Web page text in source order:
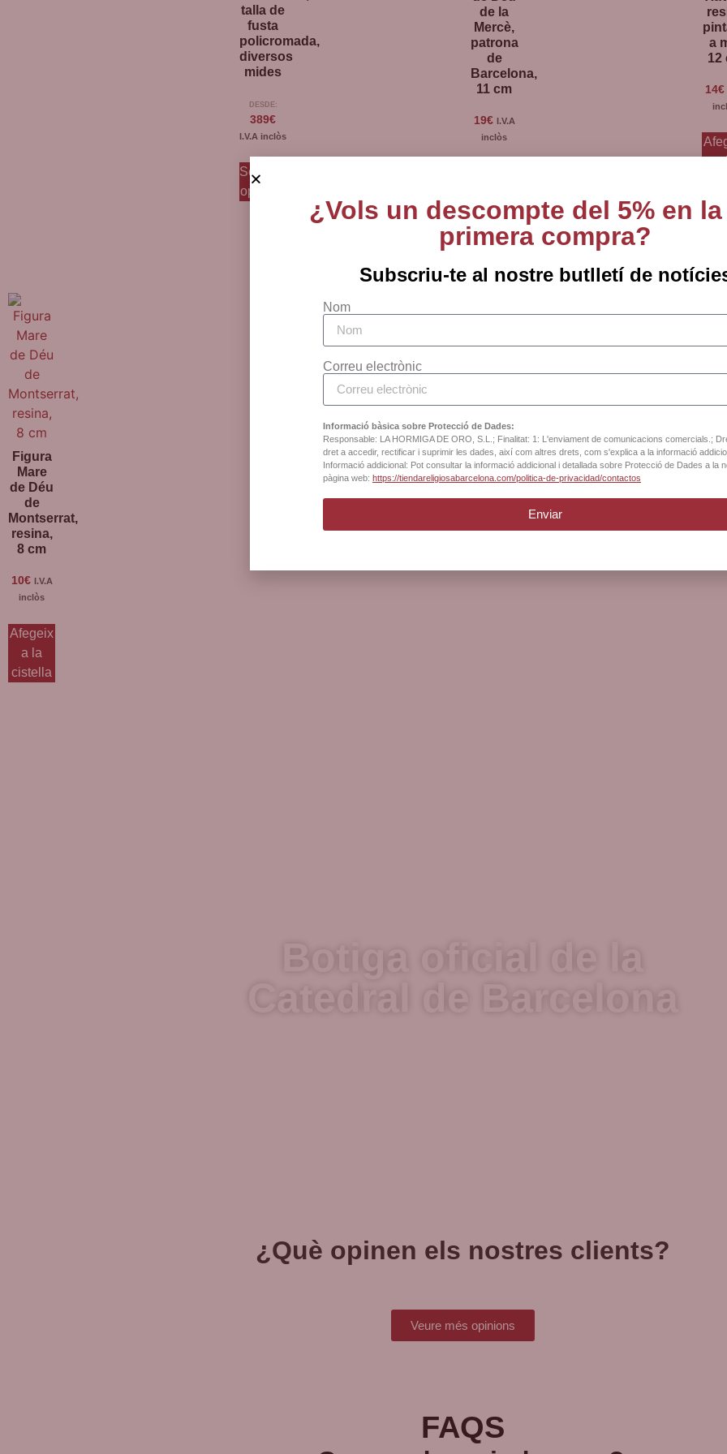
talla de
fusta
policromada,
diversos
mides
DESDE:
389€
I.V.A inclòs
Selecciona
opcions
de la
Mercè,
patrona
de
Barcelona,
11 cm
19€ I.V.A
inclòs
cistella
a
12
14€
Figura
Mare
de Déu
de
Montserrat,
resina,
8 cm
10€
I.V.A
inclòs
Afegeix
a la
cistella
Botiga oficial de la
Catedral de Barcelona
¿Què opinen els nostres clients?
Veure més opinions
FAQS
¿Vols un descompte del 5% en
primera compra?
Subscriu-te al nostre butlletí de
Nom
Correu electrònic
Informació bàsica sobre Protecció de Dades:
Responsable: LA HORMIGA DE ORO, S.L.; Finalitat: 1: L'enviament de comunicacions comercials.;
dret a accedir, rectificar i suprimir les dades, així com altres drets, com s'explica a la informació
Informació addicional: Pot consultar la informació addicional i detallada sobre Protecció de Dades a la
pàgina web: https://tiendareligiosabarcelona.com/politica-de-privacidad/contactos
Enviar